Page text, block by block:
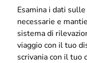
Esamina i dati
necessarie e
sistema di
viaggio con il tuo
scrivania con il tuo